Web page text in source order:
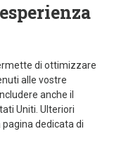
di ottimizzare
alle vostre
anche il
Uniti. Ulteriori
dedicata di